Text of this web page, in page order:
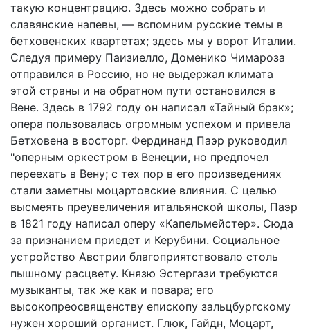
такую концентрацию. Здесь можно собрать и
славянские напевы, — вспомним русские темы в
бетховенских квартетах; здесь мы у ворот Италии.
Следуя примеру Паизиелло, Доменико Чимароза
отправился в Россию, но не выдержал климата
этой страны и на обратном пути остановился в
Вене. Здесь в 1792 году он написал «Тайный брак»;
опера пользовалась огромным успехом и привела
Бетховена в восторг. Фердинанд Паэр руководил
"оперным оркестром в Венеции, но предпочел
переехать в Вену; с тех пор в его произведениях
стали заметны моцартовские влияния. С целью
высмеять преувеличения итальянской школы, Паэр
в 1821 году написал оперу «Капельмейстер». Сюда
за признанием приедет и Керубини. Социальное
устройство Австрии благоприятствовало столь
пышному расцвету. Князю Эстергази требуются
музыканты, так же как и повара; его
высокопреосвященству епископу зальцбургскому
нужен хороший органист. Глюк, Гайдн, Моцарт,